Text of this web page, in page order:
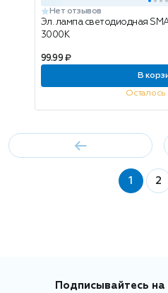
Нет отзывов
Эл. лампа светодиодная
3000K
99.99 ₽
В
Осталось
1 2
Подписывайтесь